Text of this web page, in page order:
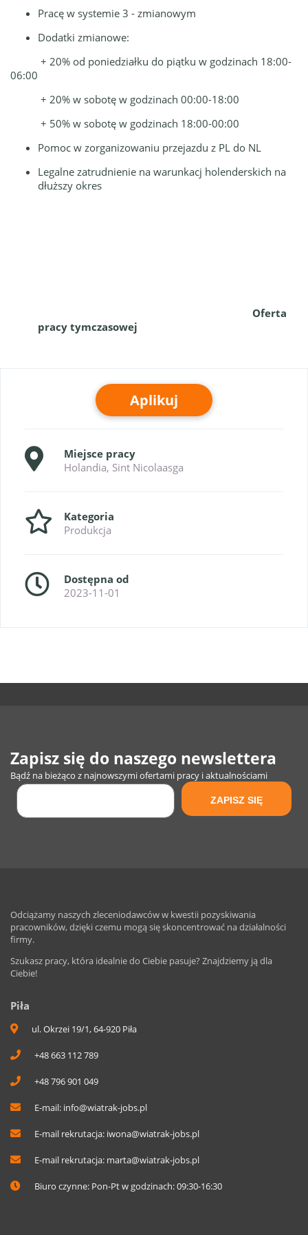
Pracę w systemie 3 - zmianowym
Dodatki zmianowe:
+ 20% od poniedziałku do piątku w godzinach 18:00-
06:00
+ 20% w sobotę w godzinach 00:00-18:00
+ 50% w sobotę w godzinach 18:00-00:00
Pomoc w zorganizowaniu przejazdu z PL do NL
Legalne zatrudnienie na warunkacj holenderskich na
dłuższy okres
Oferta
pracy tymczasowej
Aplikuj
Miejsce pracy
Holandia, Sint Nicolaasga
Kategoria
Produkcja
Dostępna od
2023-11-01
Zapisz się do naszego newslettera
Bądź na bieżąco z najnowszymi ofertami pracy i aktualnościami
Odciążamy naszych zleceniodawców w kwestii pozyskiwania
pracowników, dzięki czemu mogą się skoncentrować na działalności
firmy.
Szukasz pracy, która idealnie do Ciebie pasuje? Znajdziemy ją dla
Ciebie!
Piła
ul. Okrzei 19/1, 64-920 Piła
+48 663 112 789
+48 796 901 049
E-mail: info@wiatrak-jobs.pl
E-mail rekrutacja: iwona@wiatrak-jobs.pl
E-mail rekrutacja: marta@wiatrak-jobs.pl
Biuro czynne: Pon-Pt w godzinach: 09:30-16:30